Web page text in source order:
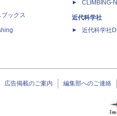
ックス
CLIMBING-
近代科学社
近代科学社
広告掲載のご案内 編集部へのご連絡